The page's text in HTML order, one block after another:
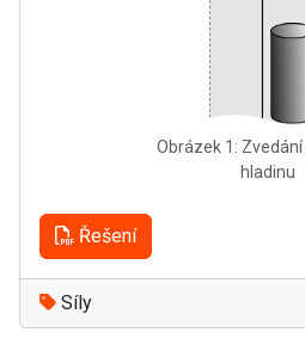
Obrázek 1:
hladinu
Řešení
Síly